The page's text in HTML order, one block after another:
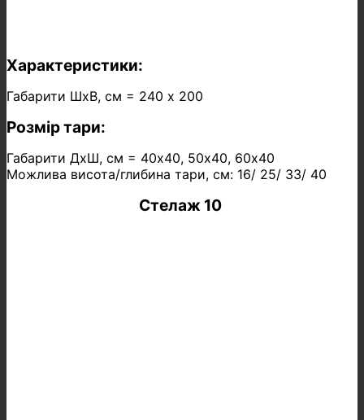
Характеристики:
Габарити ШхВ, см = 240 х 200
Розмір тари:
Габарити ДхШ, см = 40х40, 50х40, 60х40
Можлива висота/глибина тари, см: 16/ 25/ 33/ 40
Стелаж 10